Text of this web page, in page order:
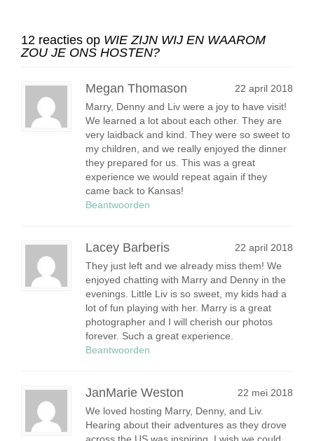
12 reacties op WIE ZIJN WIJ EN WAAROM
ZOU JE ONS HOSTEN?
Megan Thomason
22 april 2018
Marry, Denny and Liv were a joy to have visit!
We learned a lot about each other. They are
very laidback and kind. They were so sweet to
my children, and we really enjoyed the dinner
they prepared for us. This was a great
experience we would repeat again if they
came back to Kansas!
Beantwoorden
Lacey Barberis
22 april 2018
They just left and we already miss them! We
enjoyed chatting with Marry and Denny in the
evenings. Little Liv is so sweet, my kids had a
lot of fun playing with her. Marry is a great
photographer and I will cherish our photos
forever. Such a great experience.
Beantwoorden
JanMarie Weston
22 mei 2018
We loved hosting Marry, Denny, and Liv.
Hearing about their adventures as they drove
across the US was inspiring. I wish we could